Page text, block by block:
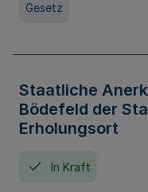
Gesetz
Staatliche
Bödefeld der
Erholungsort
In Kraft